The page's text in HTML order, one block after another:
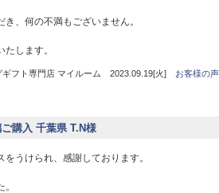
、何の不満もございません。
します。
ギフト専門店 マイルーム 2023.09.19[火] お客様の声
購入 千葉県 T.N様
うけられ、感謝しております。